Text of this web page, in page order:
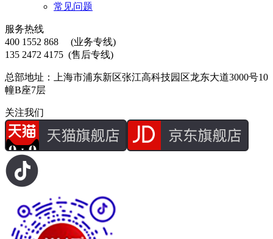
常见问题
服务热线
400 1552 868
(业务专线)
135 2472 4175 (售后专线)
总部地址：上海市浦东新区张江高科技园区龙东大道3000号10
幢B座7层
关注我们